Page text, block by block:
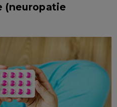
(neuropatie